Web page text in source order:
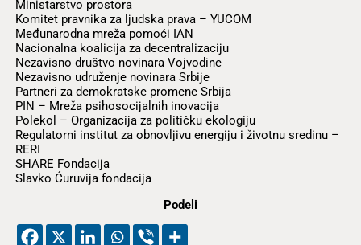
Ministarstvo prostora
Komitet pravnika za ljudska prava – YUCOM
Međunarodna mreža pomoći IAN
Nacionalna koalicija za decentralizaciju
Nezavisno društvo novinara Vojvodine
Nezavisno udruženje novinara Srbije
Partneri za demokratske promene Srbija
PIN – Mreža psihosocijalnih inovacija
Polekol – Organizacija za političku ekologiju
Regulatorni institut za obnovljivu energiju i životnu sredinu –
RERI
SHARE Fondacija
Slavko Ćuruvija fondacija
Podeli